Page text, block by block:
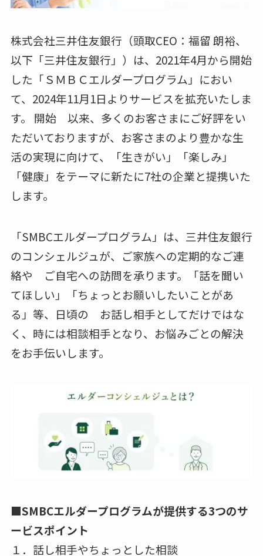
株式会社三井住友銀行（頭取CEO：福留 朗裕、
以下「三井住友銀行」）は、2021年4月から開始
した「ＳＭＢＣエルダープログラム」におい
て、2024年11月1日よりサービスを拡充いたしま
す。 開始 以来、多くのお客さまにご好評をい
ただいておりますが、お客さまのより豊かな生
活の実現に向けて、「生きがい」「楽しみ」
「健康」をテーマに新たに7社の企業と提携いた
します。
「SMBCエルダープログラム」は、三井住友銀行
のコンシェルジュが、ご家族への定期的なご連
絡や ご自宅への訪問を承ります。「話を聞い
てほしい」「ちょっとお願いしたいことがあ
る」等、日頃の お話し相手としてだけではな
く、時には相談相手となり、お悩みごとの解決
をお手伝いします。
■SMBCエルダープログラムが提供する3つのサ
ービスポイント
１．話し相手やちょっとした相談